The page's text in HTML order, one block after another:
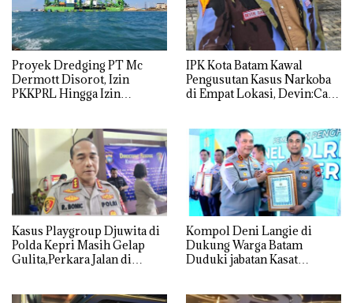
Proyek Dredging PT Mc
Dermott Disorot, Izin
PKKPRL Hingga Izin
IPK Kota Batam Kawal
Pengusutan Kasus Narkoba
di Empat Lokasi, Devin:Cari
Kasus Playgroup Djuwita di
Polda Kepri Masih Gelap
Gulita,Perkara Jalan di
Kompol Deni Langie di
Dukung Warga Batam
Duduki jabatan Kasat